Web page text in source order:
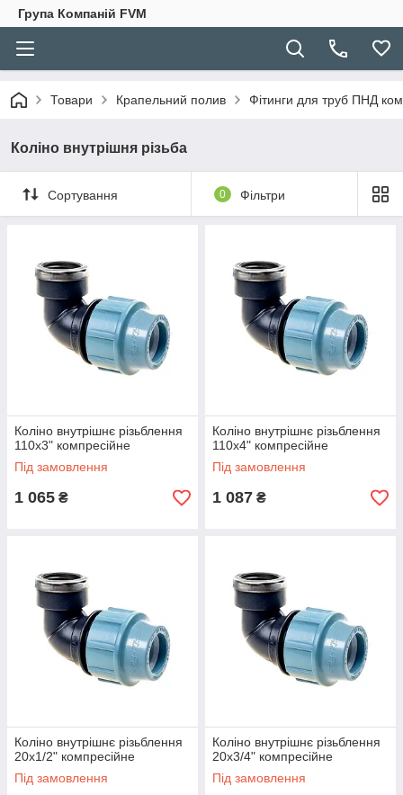
Група Компаній FVM
Товари Крапельний полив Фітинги для труб ПНД
Коліно внутрішня різьба
Сортування 0 Фільтри
Коліно внутрішнє різьблення
110х3" компресійне
Під замовлення
1 065 ₴
Коліно внутрішнє різьблення
110х4" компресійне
Під замовлення
1 087 ₴
Коліно внутрішнє різьблення
20х1/2" компресійне
Під замовлення
Коліно внутрішнє різьблення
20х3/4" компресійне
Під замовлення